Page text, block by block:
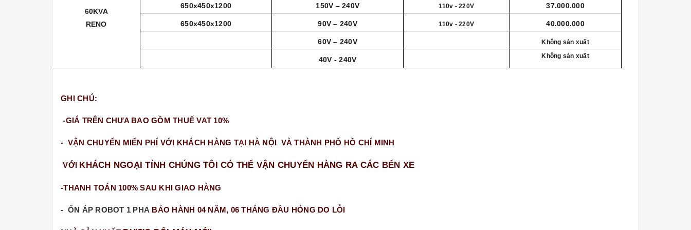
60KVA
RENO
650x450x1200 150V – 240V 110v - 220V 37.000.000
650x450x1200 90V – 240V 110v - 220V 40.000.000
60V – 240V Không sản xuất
40V - 240V Không sản xuất
GHI CHÚ:
-GIÁ TRÊN CHƯA BAO GỒM THUẾ VAT 10%
- VẬN CHUYỂN MIỂN PHÍ VỚI KHÁCH HÀNG TẠI HÀ NỘI VÀ THÀNH PHỐ HỒ CHÍ MINH
VỚI KHÁCH NGOẠI TỈNH CHÚNG TÔI CÓ THỂ VẬN CHUYỂN HÀNG RA CÁC BẾN XE
-THANH TOÁN 100% SAU KHI GIAO HÀNG
- ỔN ÁP ROBOT 1 PHA BẢO HÀNH 04 NĂM, 06 THÁNG ĐẦU HỎNG DO LỖI